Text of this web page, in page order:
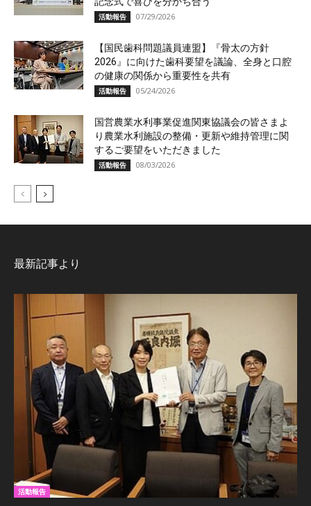
活動報告 07/29/2026
【国民歯科問題議員連盟】『骨太の方針
2026』に向けた歯科要望を議論、全身と口腔
の健康の関係から重要性を共有
活動報告 05/24/2026
国営農業水利事業促進関東協議会の皆さまよ
り農業水利施設の整備・更新や維持管理に関
するご要望をいただきました
活動報告 08/03/2026
最新記事より
活動報告